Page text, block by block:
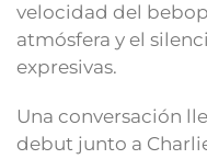
velocidad del
atmósfera y el
expresivas.
Una conversación
debut junto a